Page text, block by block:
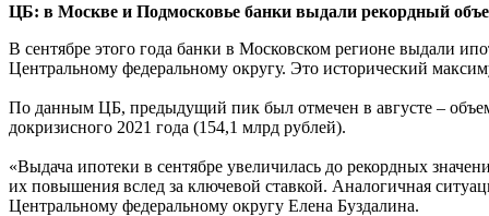
ЦБ: в Москве и Подмосковье банки выдали рекордный
В сентябре этого года банки в Московском регионе выдали
Центральному федеральному округу. Это исторический
По данным ЦБ, предыдущий пик был отмечен в августе –
докризисного 2021 года (154,1 млрд рублей).
«Выдача ипотеки в сентябре увеличилась до рекордных
их повышения вслед за ключевой ставкой. Аналогичная
Центральному федеральному округу Елена Буздалина.